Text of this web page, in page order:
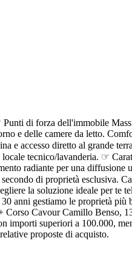
di forza dell'immobile
e delle camere da letto.
e accesso diretto al grande
tecnico/lavanderia. ☞
radiante per una diffusione
di proprietà esclusiva.
la soluzione ideale per te
anni gestiamo le proprietà più
Cavour Camillo Benso,
importi superiori a 100.000,
proposte di acquisto.